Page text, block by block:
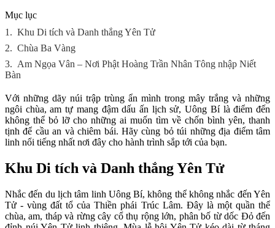
Mục lục
1. Khu Di tích và Danh thắng Yên Tử
2. Chùa Ba Vàng
3. Am Ngọa Vân – Nơi Phật Hoàng Trần Nhân Tông nhập Niết
Bàn
Với những dãy núi trập trùng ẩn mình trong mây trắng và những
ngôi chùa, am tự mang đậm dấu ấn lịch sử, Uông Bí là điểm đến
không thể bỏ lỡ cho những ai muốn tìm về chốn bình yên, thanh
tịnh để cầu an và chiêm bái. Hãy cùng bỏ túi những địa điểm tâm
linh nổi tiếng nhất nơi đây cho hành trình sắp tới của bạn.
Khu Di tích và Danh thắng Yên Tử
Nhắc đến du lịch tâm linh Uông Bí, không thể không nhắc đến Yên
Tử - vùng đất tổ của Thiền phái Trúc Lâm. Đây là một quần thể
chùa, am, tháp và rừng cây cổ thụ rộng lớn, phân bố từ dốc Đỏ đến